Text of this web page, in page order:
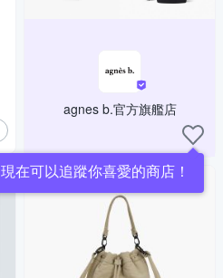
agnes b.官方旗艦店
現在可以追蹤你喜愛的商店！